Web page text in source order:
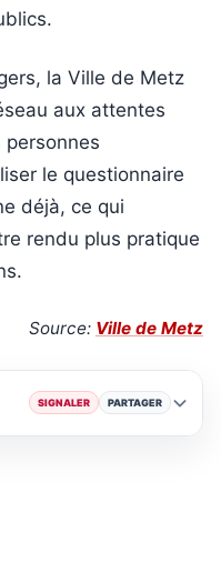
la Ville de Metz
aux attentes
le questionnaire
déjà, ce qui
rendu plus pratique
Source: Ville de Metz
SIGNALER PARTAGER